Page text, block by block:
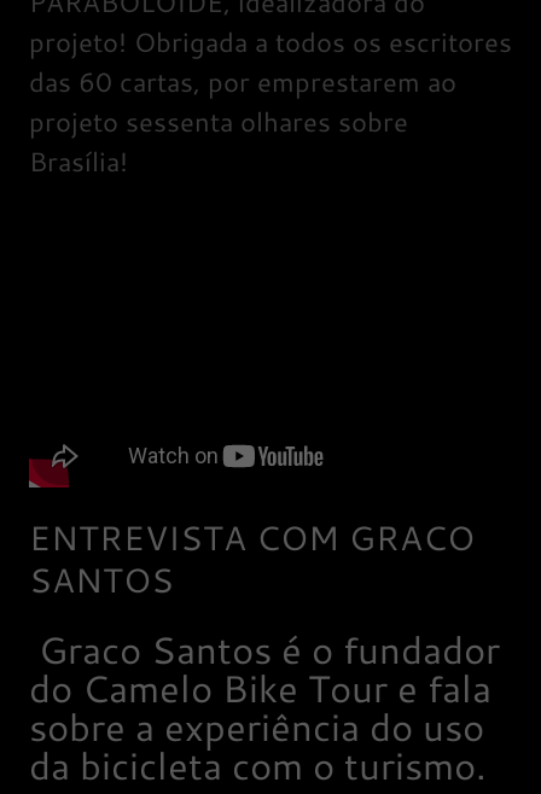
projeto! Obrigada a todos os escritores
das 60 cartas, por emprestarem ao
projeto sessenta olhares sobre
Brasília!
ENTREVISTA COM GRACO
SANTOS
Graco Santos é o fundador
do Camelo Bike Tour e fala
sobre a experiência do uso
da bicicleta com o turismo.